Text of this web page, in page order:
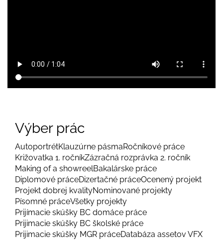
Výber prác
AutoportrétKlauzúrne pásmaRočníkové práce
Križovatka 1. ročníkZázračná rozprávka 2. ročník
Making of a showreelBakalárske práce
Diplomové práceDizertačné práceOcenený projekt
Projekt dobrej kvalityNominované projekty
Písomné práceVšetky projekty
Prijímacie skúšky BC domáce práce
Prijimacie skúšky BC školské práce
Prijimacie skúšky MGR práceDatabáza assetov VFX